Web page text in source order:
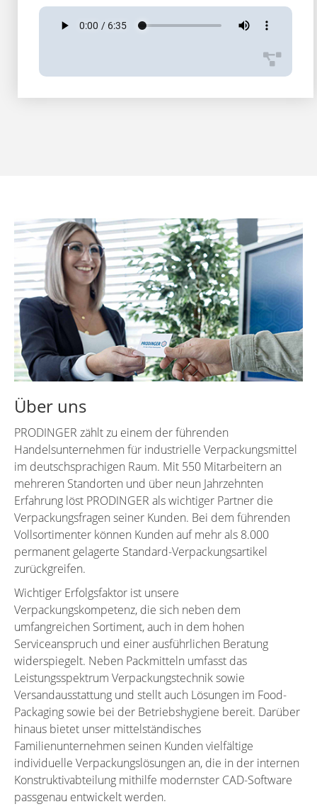
Über uns
PRODINGER zählt zu einem der führenden
Handelsunternehmen für industrielle Verpackungsmittel
im deutschsprachigen Raum. Mit 550 Mitarbeitern an
mehreren Standorten und über neun Jahrzehnten
Erfahrung löst PRODINGER als wichtiger Partner die
Verpackungsfragen seiner Kunden. Bei dem führenden
Vollsortimenter können Kunden auf mehr als 8.000
permanent gelagerte Standard-Verpackungsartikel
zurückgreifen.
Wichtiger Erfolgsfaktor ist unsere
Verpackungskompetenz, die sich neben dem
umfangreichen Sortiment, auch in dem hohen
Serviceanspruch und einer ausführlichen Beratung
widerspiegelt. Neben Packmitteln umfasst das
Leistungsspektrum Verpackungstechnik sowie
Versandausstattung und stellt auch Lösungen im Food-
Packaging sowie bei der Betriebshygiene bereit. Darüber
hinaus bietet unser mittelständisches
Familienunternehmen seinen Kunden vielfältige
individuelle Verpackungslösungen an, die in der internen
Konstruktivabteilung mithilfe modernster CAD-Software
passgenau entwickelt werden.